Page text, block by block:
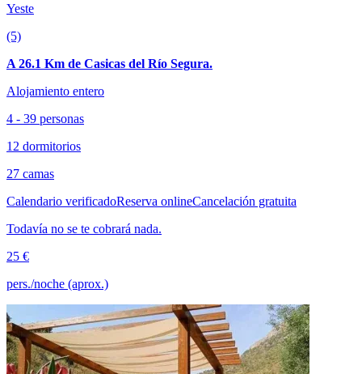
Yeste
(5)
A 26.1 Km de Casicas del Río Segura.
Alojamiento entero
4 - 39 personas
12 dormitorios
27 camas
Calendario verificadoReserva onlineCancelación gratuita
Todavía no se te cobrará nada.
25 €
pers./noche (aprox.)